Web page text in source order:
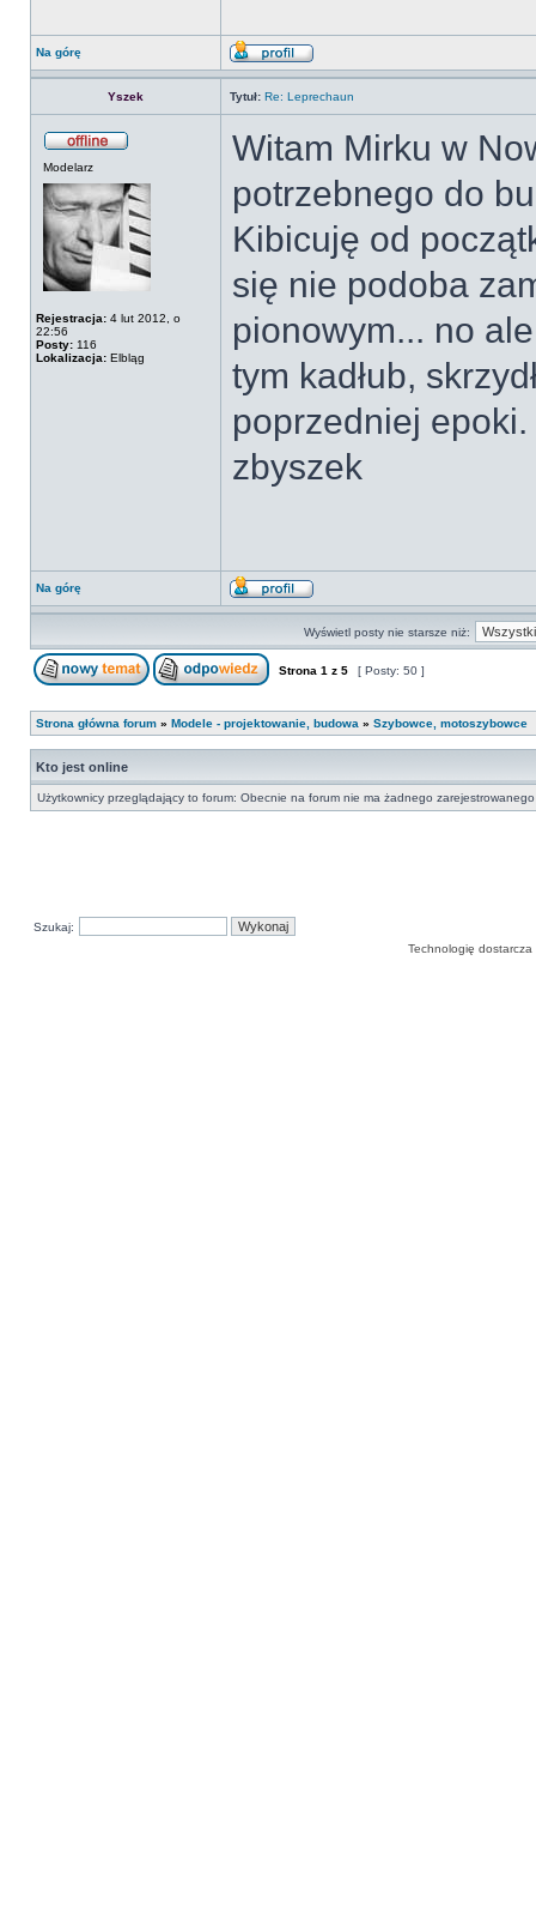
Na górę
Yszek Tytuł: Re: Leprechaun
Modelarz
Rejestracja: 4 lut 2012, o
22:56
Posty: 116
Lokalizacja: Elbląg
Witam Mirku w
potrzebnego do
Kibicuję od
się nie podoba
pionowym... no
tym kadłub,
poprzedniej epoki.
zbyszek
Na górę
Wyświetl posty nie starsze niż:
Strona 1 z 5 [ Posty: 50 ]
Strona główna forum » Modele - projektowanie, budowa » Szybowce, motoszybowce
Kto jest online
Użytkownicy przeglądający to forum: Obecnie na forum nie ma żadnego
Szukaj:
Technologię dostarcza